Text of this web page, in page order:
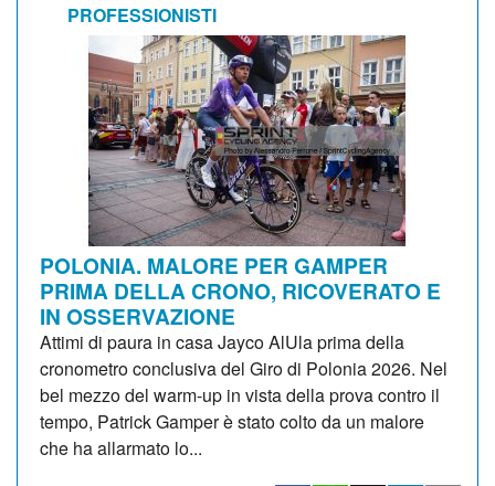
PROFESSIONISTI
POLONIA. MALORE PER GAMPER
PRIMA DELLA CRONO, RICOVERATO E
IN OSSERVAZIONE
Attimi di paura in casa Jayco AlUla prima della
cronometro conclusiva del Giro di Polonia 2026. Nel
bel mezzo del warm-up in vista della prova contro il
tempo, Patrick Gamper è stato colto da un malore
che ha allarmato lo...